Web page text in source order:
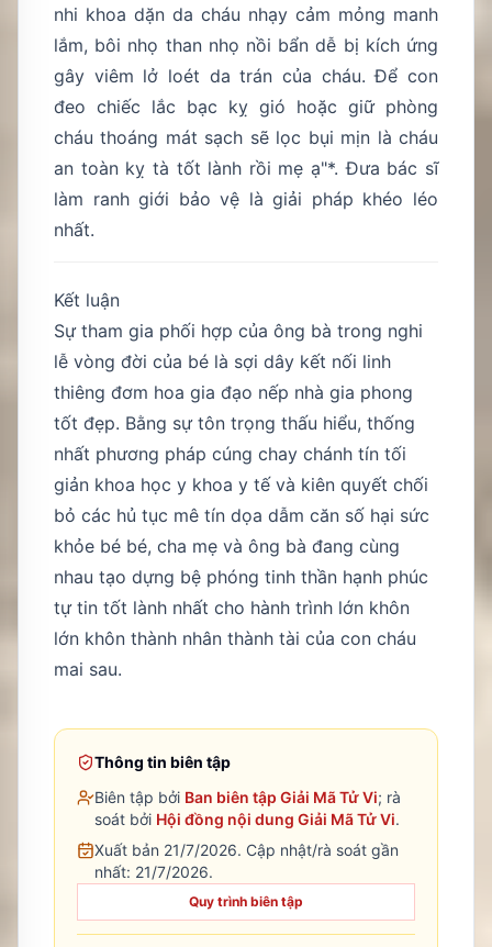
nhi khoa dặn da cháu nhạy cảm mỏng manh
lắm, bôi nhọ than nhọ nồi bẩn dễ bị kích ứng
gây viêm lở loét da trán của cháu. Để con
đeo chiếc lắc bạc kỵ gió hoặc giữ phòng
cháu thoáng mát sạch sẽ lọc bụi mịn là cháu
an toàn kỵ tà tốt lành rồi mẹ ạ"*. Đưa bác sĩ
làm ranh giới bảo vệ là giải pháp khéo léo
nhất.
Kết luận
Sự tham gia phối hợp của ông bà trong nghi
lễ vòng đời của bé là sợi dây kết nối linh
thiêng đơm hoa gia đạo nếp nhà gia phong
tốt đẹp. Bằng sự tôn trọng thấu hiểu, thống
nhất phương pháp cúng chay chánh tín tối
giản khoa học y khoa y tế và kiên quyết chối
bỏ các hủ tục mê tín dọa dẫm căn số hại sức
khỏe bé bé, cha mẹ và ông bà đang cùng
nhau tạo dựng bệ phóng tinh thần hạnh phúc
tự tin tốt lành nhất cho hành trình lớn khôn
lớn khôn thành nhân thành tài của con cháu
mai sau.
Thông tin biên tập
Biên tập bởi Ban biên tập Giải Mã Tử Vi; rà
soát bởi Hội đồng nội dung Giải Mã Tử Vi.
Xuất bản 21/7/2026. Cập nhật/rà soát gần
nhất: 21/7/2026.
Quy trình biên tập